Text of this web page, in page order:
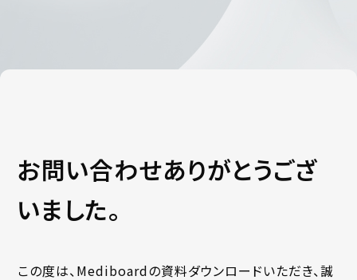
お問い合わせありがとうござ
いました。
この度は、Mediboardの資料ダウンロードいただき、誠